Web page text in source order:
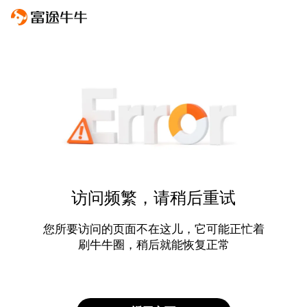
访问频繁，请稍后重试
您所要访问的页面不在这儿，它可能正忙着
刷牛牛圈，稍后就能恢复正常